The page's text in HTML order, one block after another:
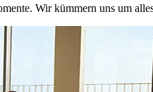
Wir kümmern uns um